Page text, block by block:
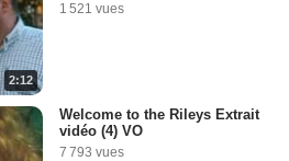
2:12
1 521 vues
Welcome to the Rileys Extrait
vidéo (4) VO
7 793 vues